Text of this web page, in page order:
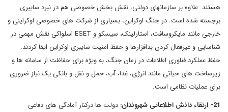
هستند. علاوه بر سازمانهای دولتی، نقش بخش خصوصی هم در نبرد سایبری
برجسته شده است. در جنگ اوکراین، بسیاری از شرکت های خصوصی اوکراینی و
خارجی مانند مایکروسافت، استارلینک، سیسکو و ESET اسلواکی نقش مهمی در
شناسایی و غیرفعال کردن بدافزارها و حفظ امنیت سایبری اوکراین ایفا کردند.
حفظ عملکرد فناوری اطلاعات در زمان جنگ، به ویژه برای حفاظت از سامانه ها و
زیرساخت های حیاتی مانند انرژی، غذا، آب، حمل و نقل و بانکی یک نیاز ضروری
برای عملیات نظامی است.
21- ارتقاء دانش اطلاعاتی شهروندان:
دولت ها درکنار آمادگی های دفاعی